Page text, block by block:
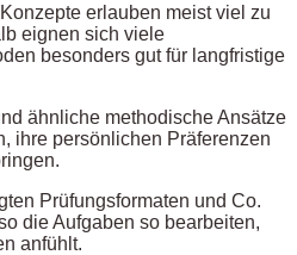
erlauben meist viel zu
eignen sich viele
besonders gut für langfristige
ähnliche methodische Ansätze
ihre persönlichen Präferenzen
Prüfungsformaten und Co.
die Aufgaben so bearbeiten,
anfühlt.